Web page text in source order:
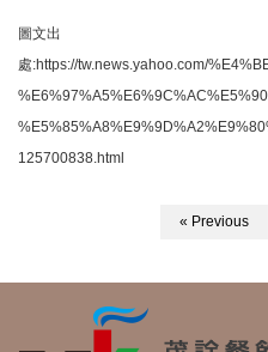
圖文出
處:https://tw.news.yahoo.com/
125700838.html
« Previous